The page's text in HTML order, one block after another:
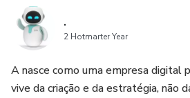
scopul lui Dumnezeu.
Dacă simți că a venit momentul să
această carte poate fi pasul care îți
.
2 Hotmarter Year
A nasce como uma empresa digital
vive da criação e da estratégia, não